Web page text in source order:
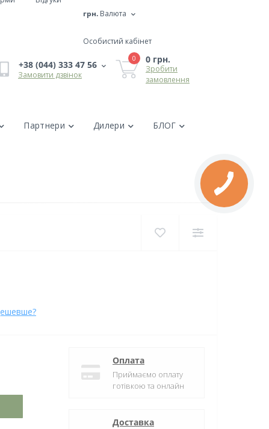
грн. Валюта
Особистий кабінет
+38 (044) 333 47 56
Замовити дзвінок
0 0 грн.
Зробити
замовлення
Партнери Дилери БЛОГ
Оплата
Приймаємо оплату
готівкою та онлайн
Доставка